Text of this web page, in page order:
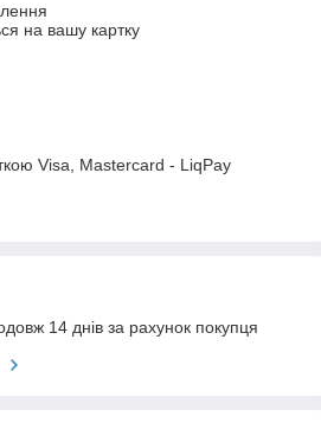
на вашу картку
Visa, Mastercard - LiqPay
14 днів за рахунок покупця